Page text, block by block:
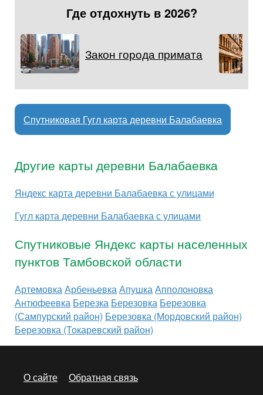
Где отдохнуть в 2026?
Закон города примата
Спутниковая Гугл карта деревни Балабаевка
Другие карты деревни Балабаевка
Яндекс карта деревни Балабаевка с улицами
Гугл карта деревни Балабаевка с улицами
Спутниковые Яндекс карты населенных
пунктов Тамбовской области
Артемовка Арбеньевка Апушка Апполоновка
Антюфеевка Березка Березовка Березовка
(Сампурский район) Березовка (Мордовский район)
Березовка (Токаревский район)
О сайте
Обратная связь